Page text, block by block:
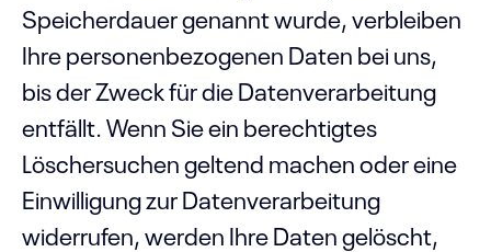
Speicherdauer genannt wurde, verbleiben
Ihre personenbezogenen Daten bei uns,
bis der Zweck für die Datenverarbeitung
entfällt. Wenn Sie ein berechtigtes
Löschersuchen geltend machen oder eine
Einwilligung zur Datenverarbeitung
widerrufen, werden Ihre Daten gelöscht,